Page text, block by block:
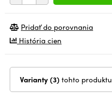
Pridať do porovnania
História cien
Varianty (3) tohto produktu